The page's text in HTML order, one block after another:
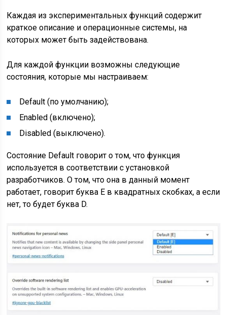
Каждая из экспериментальных функций содержит
краткое описание и операционные системы, на
которых может быть задействована.
Для каждой функции возможны следующие
состояния, которые мы настраиваем:
Default (по умолчанию);
Enabled (включено);
Disabled (выключено).
Состояние Default говорит о том, что функция
используется в соответствии с установкой
разработчиков. О том, что она в данный момент
работает, говорит буква Е в квадратных скобках, а если
нет, то будет буква D.